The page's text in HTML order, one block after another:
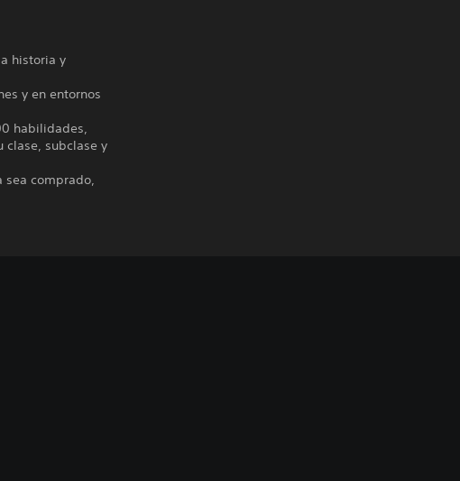
historia y
y en entornos
habilidades,
clase, subclase y
sea comprado,